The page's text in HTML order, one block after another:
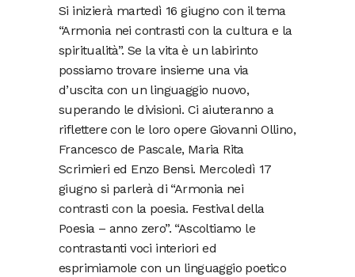
Si inizierà martedì 16 giugno con il tema
“Armonia nei contrasti con la cultura e la
spiritualità”. Se la vita è un labirinto
possiamo trovare insieme una via
d’uscita con un linguaggio nuovo,
superando le divisioni. Ci aiuteranno a
riflettere con le loro opere Giovanni Ollino,
Francesco de Pascale, Maria Rita
Scrimieri ed Enzo Bensi. Mercoledì 17
giugno si parlerà di “Armonia nei
contrasti con la poesia. Festival della
Poesia – anno zero”. “Ascoltiamo le
contrastanti voci interiori ed
esprimiamole con un linguaggio poetico